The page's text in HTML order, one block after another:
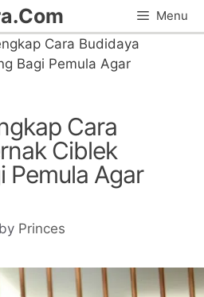
Menu
Cara Budidaya
Bagi Pemula Agar
Cara
Ciblek
Pemula Agar
by Princes